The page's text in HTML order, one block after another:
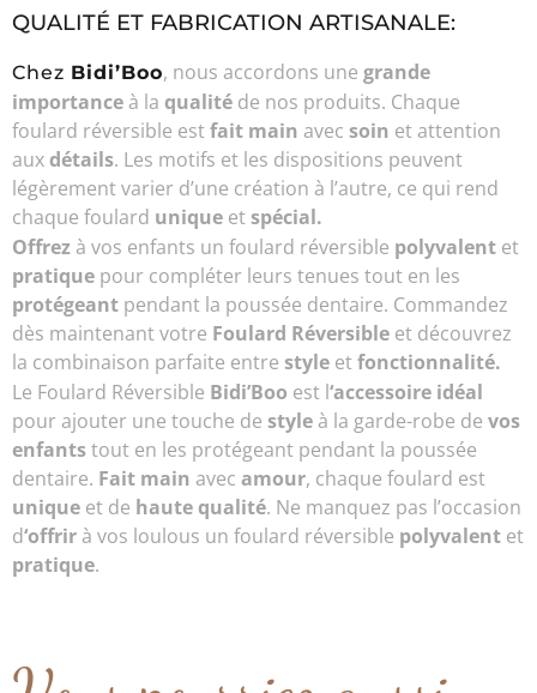
QUALITÉ ET FABRICATION ARTISANALE:
Chez Bidi’Boo, nous accordons une grande
importance à la qualité de nos produits. Chaque
foulard réversible estfait main avec soin et attention
auxdétails. Les motifs et les dispositions peuvent
légèrement varier d’une création à l’autre, ce qui rend
chaque foulard unique etspécial.
Offrez à vos enfants un foulard réversible polyvalent et
pratique pour compléter leurs tenues tout en les
protégeant pendant la poussée dentaire. Commandez
dès maintenant votre Foulard Réversible et découvrez
la combinaison parfaite entre style etfonctionnalité.
Le Foulard Réversible Bidi’Boo est l‘accessoire idéal
pour ajouter une touche de style à la garde-robe de vos
enfantstout en les protégeant pendant la poussée
dentaire. Fait main avec amour, chaque foulard est
unique et de haute qualité. Ne manquez pas l’occasion
d‘offrir à vos loulous un foulard réversible polyvalent et
pratique.